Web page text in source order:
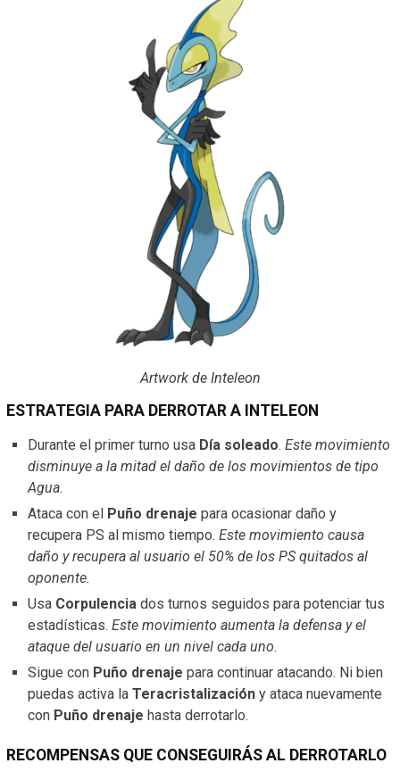
Artwork de Inteleon
ESTRATEGIA PARA DERROTAR A INTELEON
Durante el primer turno usa Día soleado. Este movimiento
disminuye a la mitad el daño de los movimientos de tipo
Agua.
Ataca con el Puño drenaje para ocasionar daño y
recupera PS al mismo tiempo. Este movimiento causa
daño y recupera al usuario el 50% de los PS quitados al
oponente.
Usa Corpulencia dos turnos seguidos para potenciar tus
estadísticas. Este movimiento aumenta la defensa y el
ataque del usuario en un nivel cada uno.
Sigue con Puño drenaje para continuar atacando. Ni bien
puedas activa la Teracristalización y ataca nuevamente
con Puño drenaje hasta derrotarlo.
RECOMPENSAS QUE CONSEGUIRÁS AL DERROTARLO